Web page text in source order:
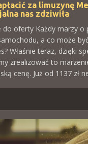
za limuzynę
nas zdziwiła
do oferty Każdy marzy o
a co może
Właśnie teraz, dzięki
zrealizować to
cenę. Już od 1137 zł